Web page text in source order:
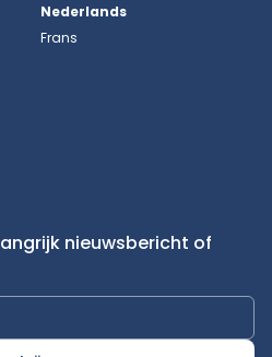
Nederlands
Frans
nieuwsbericht of